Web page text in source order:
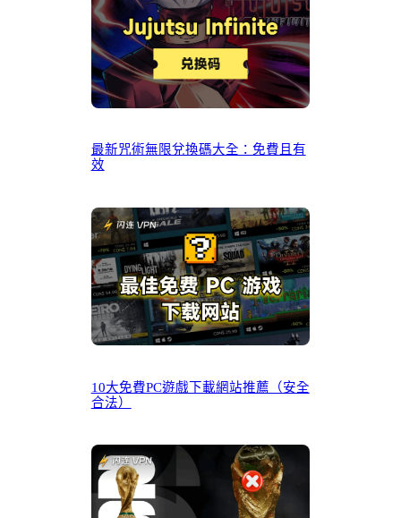
最新咒術無限兌換碼大全：免費且有
效
10大免費PC遊戲下載網站推薦（安全
合法）